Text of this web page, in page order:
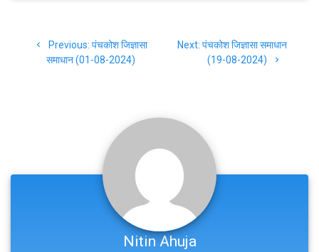
navigation
Previous: Previous
post:
पंचकोश जिज्ञासा
समाधान (01-08-2024)
Next: Next
post:
पंचकोश जिज्ञासा समाधान
(19-08-2024)
Nitin Ahuja